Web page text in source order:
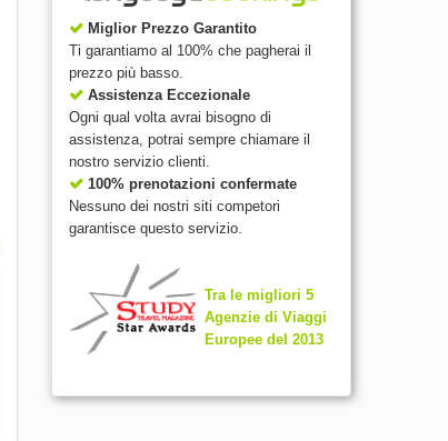
Miglior Prezzo Garantito
Ti garantiamo al 100% che pagherai il
prezzo più basso.
Assistenza Eccezionale
Ogni qual volta avrai bisogno di
assistenza, potrai sempre chiamare il
nostro servizio clienti.
100% prenotazioni confermate
Nessuno dei nostri siti competori
garantisce questo servizio.
Tra le migliori 5
Agenzie di Viaggi
Europee del 2013